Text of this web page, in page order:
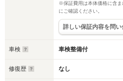
※保証費用は本体価格に含
にご確認ください。
詳しい保証内容を問い
車検 車検整備付
修復歴 なし